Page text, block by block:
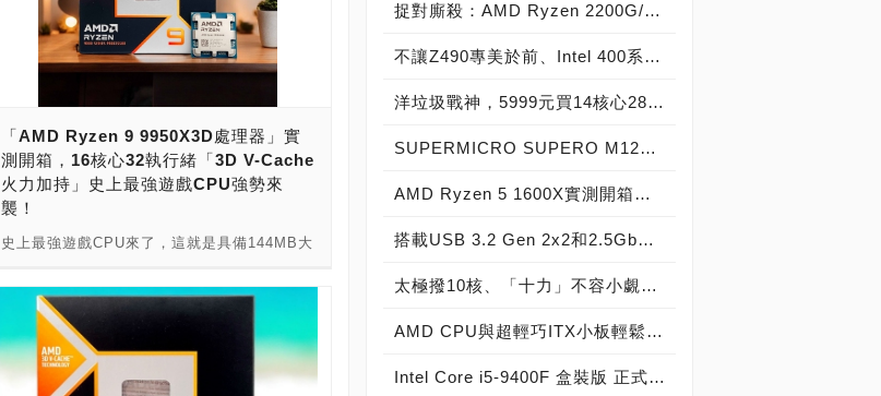
「AMD Ryzen 9 9950X3D處理器」實
測開箱，16核心32執行緒「3D V-Cache
火力加持」史上最強遊戲CPU強勢來
襲！
史上最強遊戲CPU來了，這就是具備144MB大
AMD Ryzen 9 9950X3D處理器！ AMD在推
出了新一代Zen 5架構8核心16執行緒Ryzen 7
9800X3D之後，由於驚為天人的遊戲表現，成
為了史上最強的遊戲CPU。現在，它的兩位親
哥也來了！Ryzen 7 9800X3D，只有8核心16
捉對廝殺：AMD Ryzen 2200G/2400G VS Intel Core i3-8100/i5-8400
不讓Z490專美於前、Intel 400系列入門選項，BIOSTAR RACING B460GTQ主機板開箱
洋垃圾戰神，5999元買14核心28執行緒Xeon E5-2683v3神器級處理器！
SUPERMICRO SUPERO M12SWA-TF伺服器主機板實測開箱，史上最強實戰AMD Ryzen Threadripper Pro 3995WX為究極效能而生！
AMD Ryzen 5 1600X實測開箱，6核心12執行緒戰神處理器再顯鋒芒！
搭載USB 3.2 Gen 2x2和2.5GbE LAN、入門玩家最佳選擇，MSI MAG Z490 TOMAHAWK主機板開箱
太極撥10核、「十力」不容小覷，ASRock Z490 TAICHI主機板效能測試
AMD CPU與超輕巧ITX小板輕鬆配：華碩 ROG STRIX B450-I GAMING ft. Ryzen 3 3300X
Intel Core i5-9400F 盒裝版 正式開賣！F系列全面來襲，還會發售Core i3-9350KF、i5-9600KF、i7-9700KF、i9-9900KF處理器！